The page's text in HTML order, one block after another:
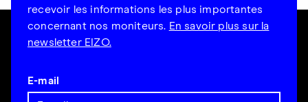
recevoir les informations les plus importantes
concernant nos moniteurs. En savoir plus sur la
newsletter EIZO.
E-mail